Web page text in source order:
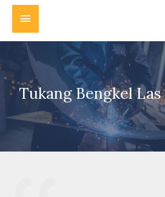
Tukang Bengkel